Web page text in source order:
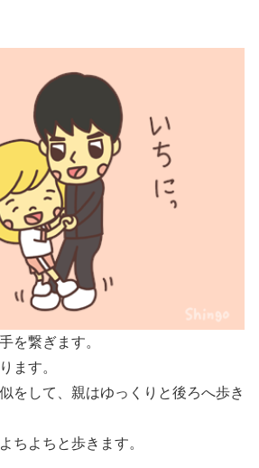
を繋ぎます。
ます。
をして、親はゆっくりと後ろへ歩き
ちよちと歩きます。